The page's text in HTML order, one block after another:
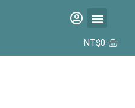
NT$0